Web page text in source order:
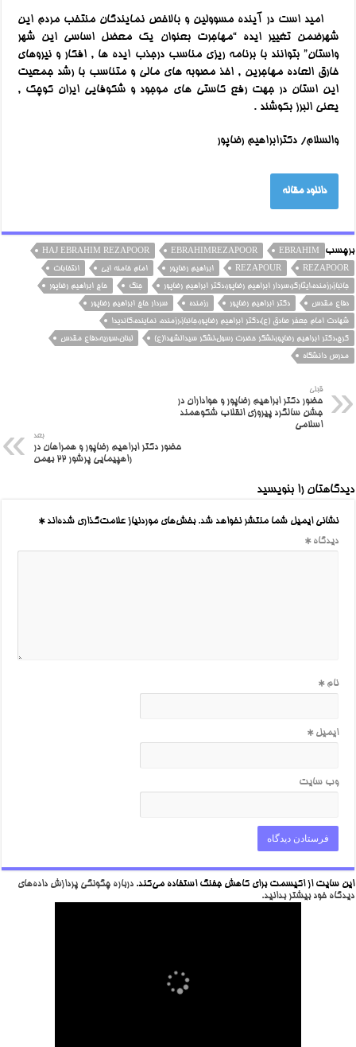
امید است در آینده مسوولین و بالاخص نمایندگان منتخب مردم این
شهرضمن تغییر ایده “مهاجرت بعنوان یک معضل اساسی این شهر
واستان” بتوانند با برنامه ریزی مناسب درجذب ایده ها , افکار و نیروهای
خارق العاده مهاجرین , اخذ مصوبه های مالی و متناسب با رشد جمعیت
این استان در جهت رفع کاستی های موجود و شکوفایی ایران کوچک ,
یعنی البرز بکوشند .
والسلام/ دکترابراهیم رضاپور
دانلود مقاله
برچسب EBRAHIM
EBRAHIMREZAPOOR
HAJ EBRAHIM REZAPOOR
REZAPOOR
REZAPOUR ابراهیم رضاپور امام خامنه ایی
انتخابات
جانباز،رزمنده،ایثارگر،سردار ابراهیم رضاپور،دکتر ابراهیم رضاپور
جنگ
حاج ابراهیم رضاپور
دفاع مقدس
دکتر ابراهیم رضاپور رزمنده
سردار حاج ابراهیم رضاپور
شهادت امام جعفر صادق (ع)،دکتر ابراهیم رضاپور،جانباز،رزمنده، نماینده،کاندیدا
کرج،دکتر ابراهیم رضاپور،لشگر حضرت رسول،لشگر سیدالشهدا(ع)
لبنان،سوریه،دفاع مقدس
مدرس دانشگاه
قبلی
حضور دکتر ابراهیم رضاپور و هواداران در
جشن سالگرد پیروزی انقلاب شکوهمند
اسلامی
بعد
حضور دکتر ابراهیم رضاپور و همراهان در
راهپیمایی پرشور ۲۲ بهمن
دیدگاهتان را بنویسید
نشانی ایمیل شما منتشر نخواهد شد. بخش‌های موردنیاز علامت‌گذاری شده‌اند*
دیدگاه*
نام*
ایمیل*
وب‌ سایت
این سایت از اکیسمت برای کاهش جفنگ استفاده می‌کند.درباره چگونگی پردازش داده‌های
دیدگاه خود بیشتر بدانید.